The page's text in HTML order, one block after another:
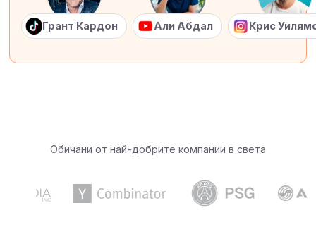
Грант Кардон Али Абдал Крис
Обичани от най-добрите компании в света